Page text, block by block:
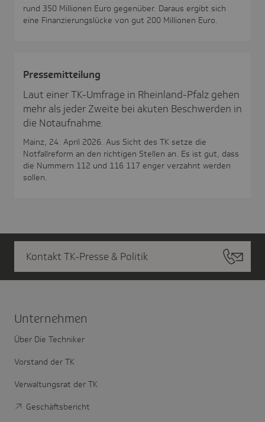
rund 350 Millionen Euro gegenüber. Daraus ergibt sich
eine Finanzierungslücke von gut 200 Millionen Euro.
Pres­se­mit­tei­lung
Laut einer TK-Umfrage in Rheinland-Pfalz gehen
mehr als jeder Zweite bei akuten Beschwerden in
die Notaufnahme.
Mainz, 24. April 2026. Aus Sicht des TK setze die
Notfallreform an den richtigen Stellen an. Es ist gut, dass
die Nummern 112 und 116 117 enger verzahnt werden
sollen.
Kontakt TK-Presse & Politik
Unter­nehmen
Über Die Techniker
Vorstand der TK
Verwaltungsrat der TK
Geschäftsbericht